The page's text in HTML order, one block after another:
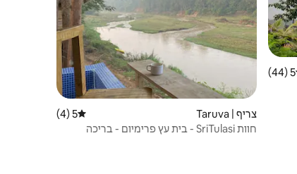
ממוצע של 5 מתוך 5, 44 ביקורות5 (44)
צריף | Taruva דירוג ממוצע של 5 מתוך 5, 4 ביקורות
5 (4)
חוות SriTulasi - בית עץ פרימיום - בריכה